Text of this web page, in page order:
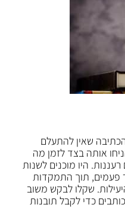
שאין להתעלם
אותה בצד לזמן מה
היו מוכנים לשנות
פעמים, תוך התמקדות
שקלו לבקש משוב
כדי לקבל תובנות